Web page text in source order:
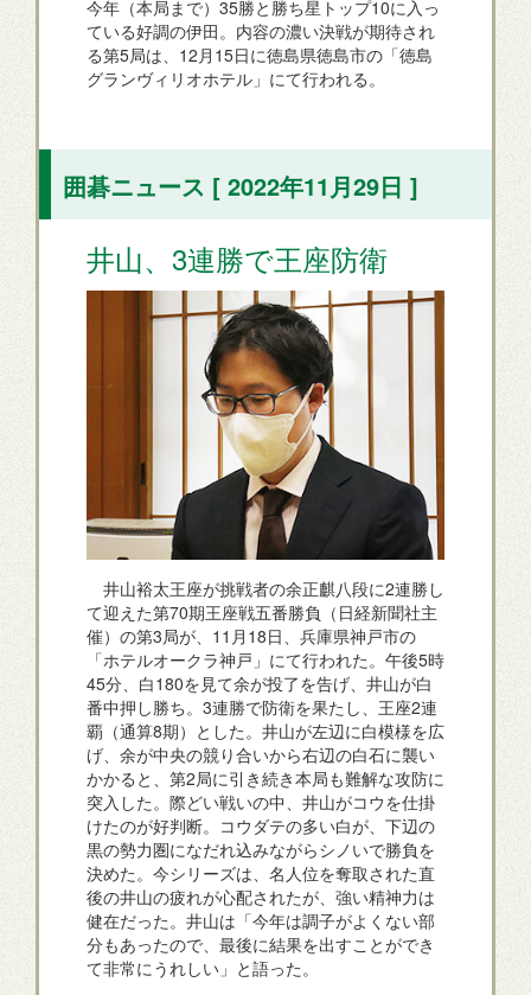
今年（本局まで）35勝と勝ち星トップ10に入っ
ている好調の伊田。内容の濃い決戦が期待され
る第5局は、12月15日に徳島県徳島市の「徳島
グランヴィリオホテル」にて行われる。
囲碁ニュース [ 2022年11月29日 ]
井山、3連勝で王座防衛
井山裕太王座が挑戦者の余正麒八段に2連勝し
て迎えた第70期王座戦五番勝負（日経新聞社主
催）の第3局が、11月18日、兵庫県神戸市の
「ホテルオークラ神戸」にて行われた。午後5時
45分、白180を見て余が投了を告げ、井山が白
番中押し勝ち。3連勝で防衛を果たし、王座2連
覇（通算8期）とした。井山が左辺に白模様を広
げ、余が中央の競り合いから右辺の白石に襲い
かかると、第2局に引き続き本局も難解な攻防に
突入した。際どい戦いの中、井山がコウを仕掛
けたのが好判断。コウダテの多い白が、下辺の
黒の勢力圏になだれ込みながらシノいで勝負を
決めた。今シリーズは、名人位を奪取された直
後の井山の疲れが心配されたが、強い精神力は
健在だった。井山は「今年は調子がよくない部
分もあったので、最後に結果を出すことができ
て非常にうれしい」と語った。